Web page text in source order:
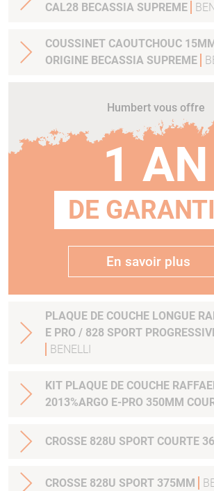
CAL28 BECASSIA SUPREME
COUSSINET CAOUTCHOUC
ORIGINE BECASSIA SUPREME
Humbert vous offre
1 AN
DE
En savoir plus
PLAQUE DE COUCHE LONGUE
E PRO / 828 SPORT
BENELLI
KIT PLAQUE DE COUCHE
2013%ARGO E-PRO 350MM
CROSSE 828U SPORT COURTE
CROSSE 828U SPORT 375MM